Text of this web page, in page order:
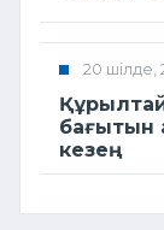
20 шілде,
бағытын
кезең